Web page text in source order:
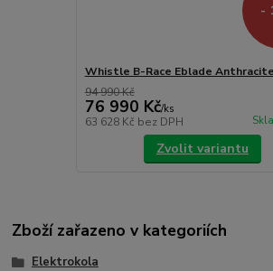
-
Whistle B-Race Eblade
94 990 Kč
76 990 Kč/ks
63 628 Kč bez DPH
Zvolit variantu
Zboží zařazeno v kategoriích
Elektrokola